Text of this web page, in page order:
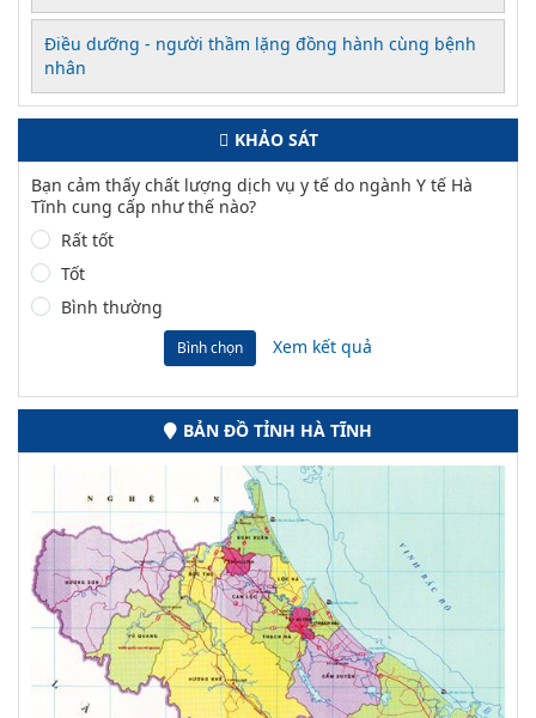
Điều dưỡng - người thầm lặng đồng hành cùng bệnh
nhân
KHẢO SÁT
Bạn cảm thấy chất lượng dịch vụ y tế do ngành Y tế Hà
Tĩnh cung cấp như thế nào?
Rất tốt
Tốt
Bình thường
Bình chọn Xem kết quả
BẢN ĐỒ TỈNH HÀ TĨNH